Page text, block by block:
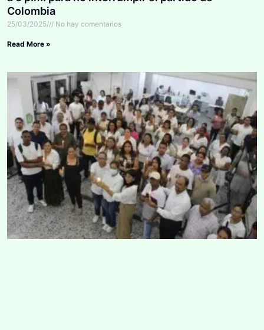
Colombia
25/03/2025 No hay comentarios
Read More »